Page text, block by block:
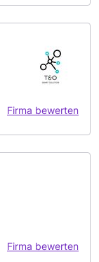
Firma bewerten
Firma bewerten